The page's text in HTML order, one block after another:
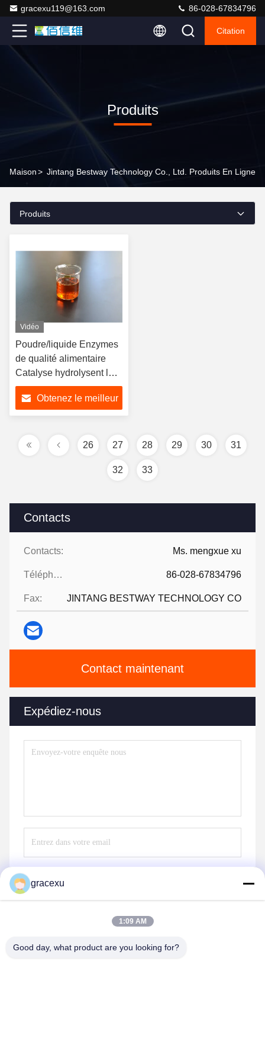
gracexu119@163.com 86-028-67834796
Citation
Produits
Maison> Jintang Bestway Technology Co., Ltd. Produits En Ligne
Contacts
Contacts: Ms. mengxue xu
Téléphone: 86-028-67834796
Fax: JINTANG BESTWAY TECHNOLOGY CO
Contact maintenant
Expédiez-nous
Produits
Vidéo
Poudre/liquide Enzymes
de qualité alimentaire
Catalyse hydrolysent le
peroxyde d'hydrogène
Obtenez le meilleur
26 27 28 29 30 31
32 33
gracexu
1:09 AM
Good day, what product are you looking for?